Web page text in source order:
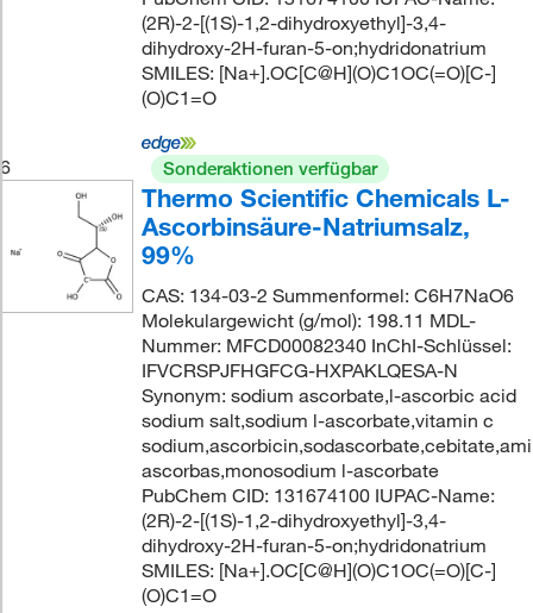
(2R)-2-[(1S)-1,2-dihydroxyethyl]-3,4-
dihydroxy-2H-furan-5-on;hydridonatrium
SMILES: [Na+].OC[C@H](O)C1OC(=O)[C-]
(O)C1=O
6 Sonderaktionen verfügbar
Thermo Scientific Chemicals L-
Ascorbinsäure-Natriumsalz,
99%
CAS: 134-03-2 Summenformel: C6H7NaO6
Molekulargewicht (g/mol): 198.11 MDL-
Nummer: MFCD00082340 InChI-Schlüssel:
IFVCRSPJFHGFCG-HXPAKLQESA-N
Synonym: sodium ascorbate,l-ascorbic acid
sodium salt,sodium l-ascorbate,vitamin c
ascorbas,monosodium l-ascorbate
PubChem CID: 131674100 IUPAC-Name:
(2R)-2-[(1S)-1,2-dihydroxyethyl]-3,4-
dihydroxy-2H-furan-5-on;hydridonatrium
SMILES: [Na+].OC[C@H](O)C1OC(=O)[C-]
(O)C1=O